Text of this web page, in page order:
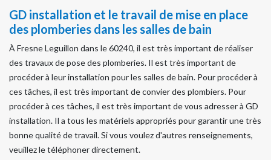
GD installation et le travail de mise en place
des plomberies dans les salles de bain
À Fresne Leguillon dans le 60240, il est très important de réaliser
des travaux de pose des plomberies. Il est très important de
procéder à leur installation pour les salles de bain. Pour procéder à
ces tâches, il est très important de convier des plombiers. Pour
procéder à ces tâches, il est très important de vous adresser à GD
installation. Il a tous les matériels appropriés pour garantir une très
bonne qualité de travail. Si vous voulez d'autres renseignements,
veuillez le téléphoner directement.